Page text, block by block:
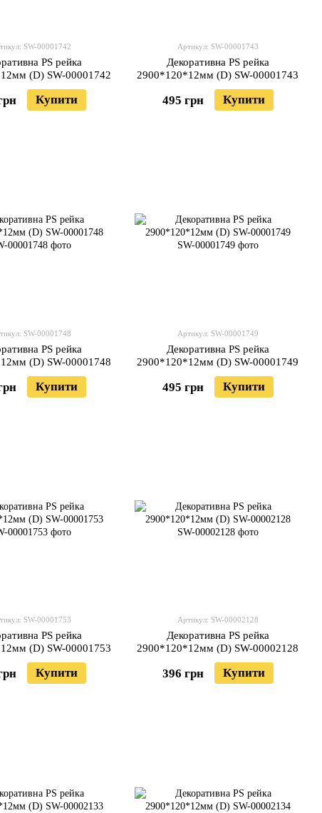
SW-00001742
PS рейка
(D) SW-00001742
Купити
Артикул: SW-00001743
Декоративна PS рейка
2900*120*12мм (D) SW-00001743
495 грн Купити
SW-00001748
PS рейка
(D) SW-00001748
Купити
Артикул: SW-00001749
Декоративна PS рейка
2900*120*12мм (D) SW-00001749
495 грн Купити
SW-00001753
PS рейка
(D) SW-00001753
Купити
Артикул: SW-00002128
Декоративна PS рейка
2900*120*12мм (D) SW-00002128
396 грн Купити